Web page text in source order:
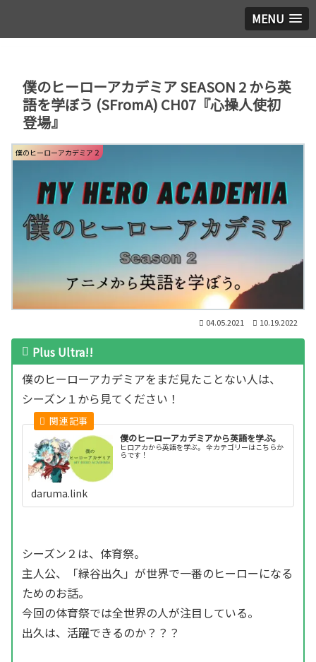
MENU
僕のヒーローアカデミア SEASON 2 から英
語を学ぼう (SFromA) CH07『心操人使初
登場』
僕のヒーローアカデミア２
04.05.2021 10.19.2022
Plus Ultra!!
僕のヒーローアカデミアをまだ見たことない人は、
シーズン１から見てください！
僕のヒーローアカデミアから英語を学ぶ。
ヒロアカから英語を学ぶ。 全カテゴリーはこちらか
らです！
daruma.link
シーズン２は、体育祭。
主人公、「緑谷出久」が世界で一番のヒーローになる
ためのお話。
今回の体育祭では全世界の人が注目している。
出久は、活躍できるのか？？？